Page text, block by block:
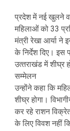
प्रदेश में नई खुलने
महिलाओं को 33
मंत्री रेखा आर्या ने
के निर्देश दिए। इस
उत्‍तराखंड में शीघ्र
सम्मेलन
उन्होंने कहा कि
शीघ्र होगा।
कर रहे राशन
के लिए विवश नहीं